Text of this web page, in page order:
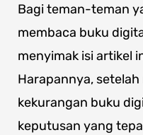
Bagi teman-teman
membaca buku
menyimak isi artikel
Harapannya,
kekurangan buku
keputusan yang